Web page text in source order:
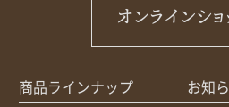
オンラインシ
商品ラインナップ
お知